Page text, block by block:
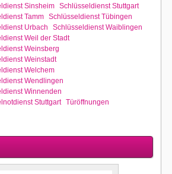
Sinsheim Schlüsseldienst Stuttgart
Tamm Schlüsseldienst Tübingen
Urbach
Schlüsseldienst Waiblingen
Weil der Stadt
Weinsberg
Weinstadt
Welchem
Wendlingen
Winnenden
Stuttgart Türöffnungen